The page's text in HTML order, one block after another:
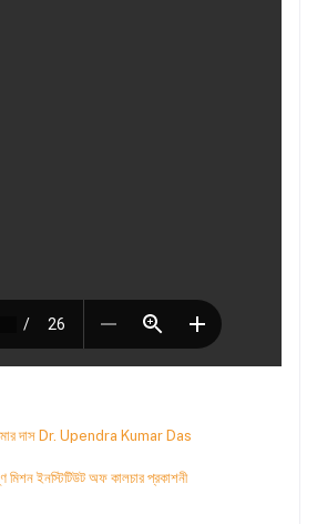
দাস Dr. Upendra Kumar Das
মিশন ইনস্টিটিউট অফ কালচার প্রকাশনী